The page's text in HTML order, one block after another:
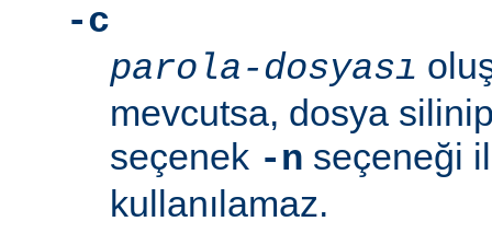
-c
parola-dosyası
mevcutsa, dosya
seçenek -n seçeneği
kullanılamaz.